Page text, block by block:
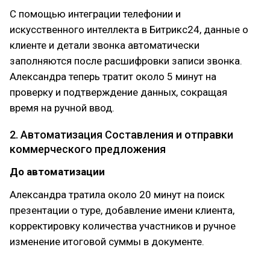
С помощью интеграции телефонии и
искусственного интеллекта в Битрикс24, данные о
клиенте и детали звонка автоматически
заполняются после расшифровки записи звонка.
Александра теперь тратит около 5 минут на
проверку и подтверждение данных, сокращая
время на ручной ввод.
2. Автоматизация Составления и отправки
коммерческого предложения
До автоматизации
Александра тратила около 20 минут на поиск
презентации о туре, добавление имени клиента,
корректировку количества участников и ручное
изменение итоговой суммы в документе.